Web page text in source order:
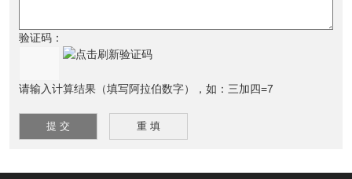
验证码：
请输入计算结果（填写阿拉伯数字），如：三加四=7